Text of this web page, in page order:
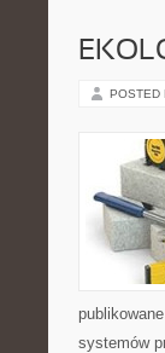
POSTED
systemów